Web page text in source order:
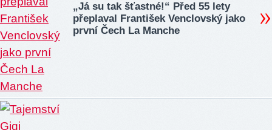
„Já su tak šťastné!“ Před 55 lety
přeplaval František Venclovský jako
první Čech La Manche